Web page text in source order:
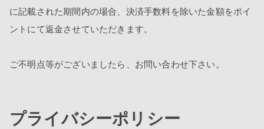
に記載された期間内の場合、決済手数料を除いた金額をポイ
ントにて返金させていただきます。
ご不明点等がございましたら、お問い合わせ下さい。
プライバシーポリシー